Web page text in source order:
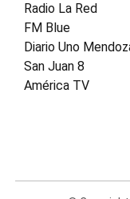
Radio La Red
FM Blue
Diario Uno
San Juan 8
América TV